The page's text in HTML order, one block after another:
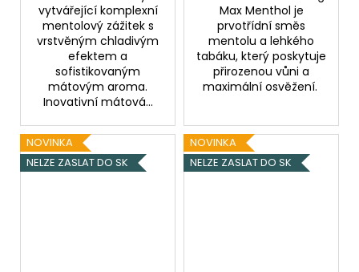
vytvářející komplexní
mentolový zážitek s
vrstvěným chladivým
efektem a
sofistikovaným
mátovým aroma.
Inovativní mátová...
Max Menthol je
prvotřídní směs
mentolu a lehkého
tabáku, který poskytuje
přirozenou vůni a
maximální osvěžení.
NOVINKA
NELZE ZASLAT DO SK
NOVINKA
NELZE ZASLAT DO SK